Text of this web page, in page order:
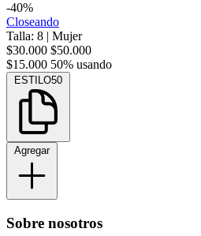
-40%
Closeando
Talla: 8 | Mujer
$30.000 $50.000
$15.000 50% usando
ESTILO50
Agregar
Sobre nosotros